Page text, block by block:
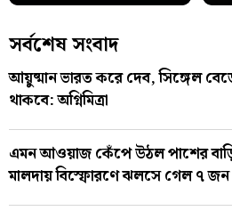
সর্বশেষ সংবাদ
আয়ুষ্মান ভারত করে দেব, সিঙ্গেল
থাকবে: অগ্নিমিত্রা
এমন আওয়াজ কেঁপে উঠল পাশের
মালদায় বিস্ফোরণে ঝলসে গেল ৭ জন